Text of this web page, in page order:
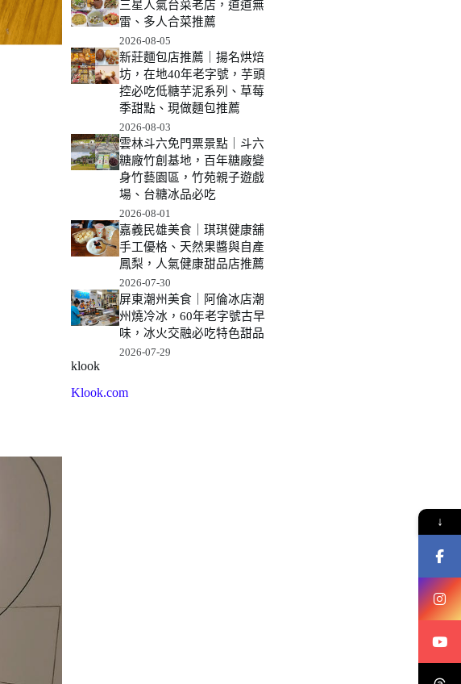
三星人氣台菜老店，道道無
雷、多人合菜推薦
2026-08-05
新莊麵包店推薦｜揚名烘焙
坊，在地40年老字號，芋頭
控必吃低糖芋泥系列、草莓
季甜點、現做麵包推薦
2026-08-03
雲林斗六免門票景點｜斗六
糖廠竹創基地，百年糖廠變
身竹藝園區，竹苑親子遊戲
場、台糖冰品必吃
2026-08-01
嘉義民雄美食｜琪琪健康舖
手工優格、天然果醬與自產
鳳梨，人氣健康甜品店推薦
2026-07-30
屏東潮州美食｜阿倫冰店潮
州燒冷冰，60年老字號古早
味，冰火交融必吃特色甜品
2026-07-29
klook
Klook.com
↓